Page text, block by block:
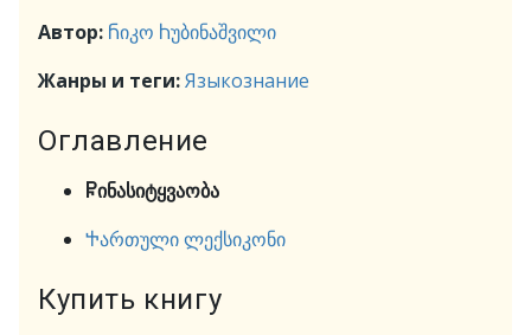
Автор: Ⴌიკო Ⴙუბინაშვილი
Жанры и теги:Языкознание
Оглавление
Ⴜინასიტყვაობა
Ⴕართული ლექსიკონი
Купить книгу